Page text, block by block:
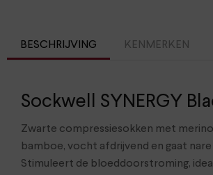
BESCHRIJVING KENMERKEN
Sockwell SYNERGY
Zwarte compressiesokken met
bamboe, vocht afdrijvend en gaat
Stimuleert de bloeddoorstroming,